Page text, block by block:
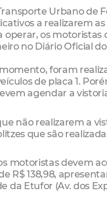
Urbano de
a realizarem
operar, os
no Diário Oficial
foram
de placa 1.
agendar a
não realizarem a
que são
motoristas devem
R$ 138,98,
da Etufor (Av. dos